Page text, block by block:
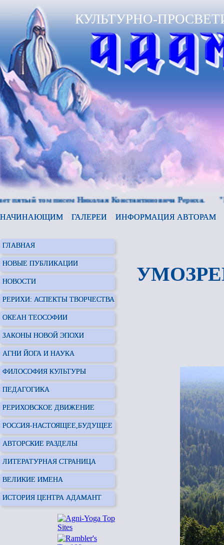
КУЛЬТУРНО-
том писем Николая Константиновича Рериха.
НАЧИНАЮЩИМ ГАЛЕРЕИ ИНФОРМАЦИЯ АВТОРАМ
ГЛАВНАЯ
НОВЫЕ ПУБЛИКАЦИИ
НОВОСТИ
РЕРИХИ: АСПЕКТЫ ТВОРЧЕСТВА
ОКЕАН ТЕОСОФИИ
ЗАКОНЫ НОВОЙ ЭПОХИ
АГНИ ЙОГА И НАУКА
ФИЛОСОФИЯ КУЛЬТУРЫ
ПЕДАГОГИКА
РЕРИХОВСКОЕ ДВИЖЕНИЕ
РОССИЯ-НАСТОЯЩЕЕ,БУДУЩЕЕ
АВТОРСКИЕ РАЗДЕЛЫ
ЛИТЕРАТУРНАЯ СТРАНИЦА
ВЕЛИКИЕ ИМЕНА
ИСТОРИЯ ЦЕНТРА АДАМАНТ